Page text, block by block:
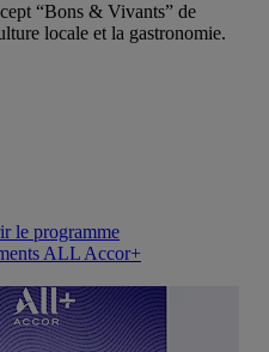
“Bons & Vivants” de
locale et la gastronomie.
le programme
ALL Accor+